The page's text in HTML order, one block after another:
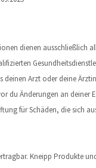
dienen ausschließlich
Arzt oder deine
du Änderungen an
für Schäden, die sich
Kneipp Produkte